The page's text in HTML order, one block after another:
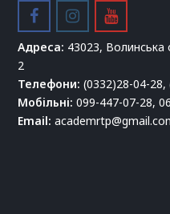
facebookinstagram
Адреса: 43023,
2
Телефони: (0332)28-04-
Мобільні: 099-447-07-28,
Email: